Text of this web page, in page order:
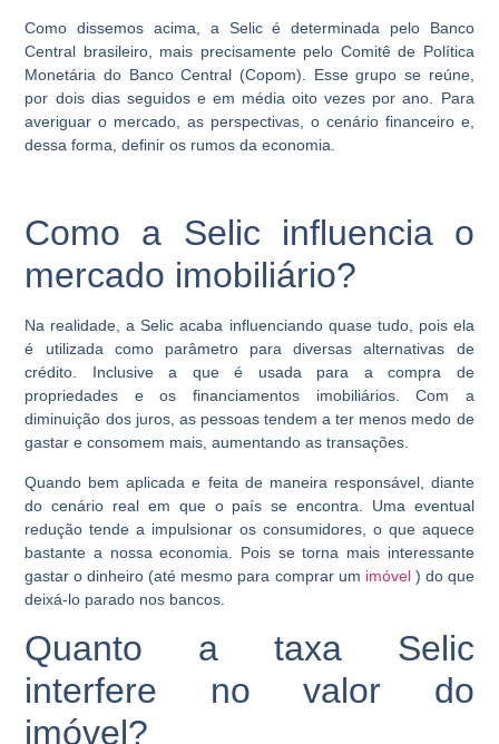
Como dissemos acima, a Selicé determinada pelo Banco
Central brasileiro, mais precisamente pelo Comitê de Política
Monetária do Banco Central (Copom). Esse grupo se reúne,
por dois dias seguidos e em média oito vezes por ano. Para
averiguar o mercado, as perspectivas, o cenário financeiro e,
dessa forma, definir os rumos da economia.
Como a Selic influencia o
mercado imobiliário?
Na realidade, aSelic acaba influenciando quase tudo, pois ela
é utilizada como parâmetro para diversas alternativas de
crédito. Inclusive a que é usada para a compra de
propriedades e os financiamentos imobiliários. Com a
diminuição dos juros, as pessoas tendem a ter menos medo de
gastar e consomem mais, aumentando as transações.
Quando bem aplicada e feita de maneira responsável, diante
do cenário real em que o país se encontra. Uma eventual
redução tende a impulsionar os consumidores, o que aquece
bastante a nossa economia. Pois se torna mais interessante
gastar o dinheiro (até mesmo para comprar um imóvel) do que
deixá-lo parado nos bancos.
Quanto a taxa Selic
interfere no valor do
imóvel?